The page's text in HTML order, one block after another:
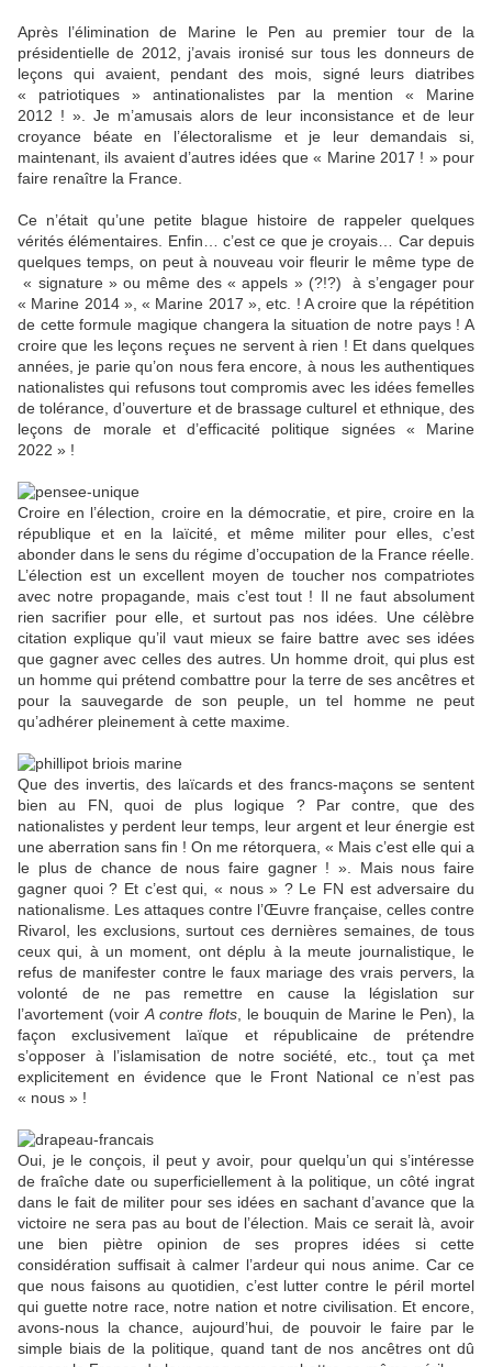
Après l’élimination de Marine le Pen au premier tour de la
présidentielle de 2012, j’avais ironisé sur tous les donneurs de
leçons qui avaient, pendant des mois, signé leurs diatribes
« patriotiques » antinationalistes par la mention « Marine
2012 ! ». Je m’amusais alors de leur inconsistance et de leur
croyance béate en l’électoralisme et je leur demandais si,
maintenant, ils avaient d’autres idées que « Marine 2017 ! » pour
faire renaître la France.
Ce n’était qu’une petite blague histoire de rappeler quelques
vérités élémentaires. Enfin… c’est ce que je croyais… Car depuis
quelques temps, on peut à nouveau voir fleurir le même type de
« signature » ou même des « appels » (?!?) à s’engager pour
« Marine 2014 », « Marine 2017 », etc. ! A croire que la répétition
de cette formule magique changera la situation de notre pays ! A
croire que les leçons reçues ne servent à rien ! Et dans quelques
années, je parie qu’on nous fera encore, à nous les authentiques
nationalistes qui refusons tout compromis avec les idées femelles
de tolérance, d’ouverture et de brassage culturel et ethnique, des
leçons de morale et d’efficacité politique signées « Marine
2022 » !
Croire en l’élection, croire en la démocratie, et pire, croire en la
république et en la laïcité, et même militer pour elles, c’est
abonder dans le sens du régime d’occupation de la France réelle.
L’élection est un excellent moyen de toucher nos compatriotes
avec notre propagande, mais c’est tout ! Il ne faut absolument
rien sacrifier pour elle, et surtout pas nos idées. Une célèbre
citation explique qu’il vaut mieux se faire battre avec ses idées
que gagner avec celles des autres. Un homme droit, qui plus est
un homme qui prétend combattre pour la terre de ses ancêtres et
pour la sauvegarde de son peuple, un tel homme ne peut
qu’adhérer pleinement à cette maxime.
Que des invertis, des laïcards et des francs-maçons se sentent
bien au FN, quoi de plus logique ? Par contre, que des
nationalistes y perdent leur temps, leur argent et leur énergie est
une aberration sans fin ! On me rétorquera, « Mais c’est elle qui a
le plus de chance de nous faire gagner ! ». Mais nous faire
gagner quoi ? Et c’est qui, « nous » ? Le FN est adversaire du
nationalisme. Les attaques contre l’Œuvre française, celles contre
Rivarol, les exclusions, surtout ces dernières semaines, de tous
ceux qui, à un moment, ont déplu à la meute journalistique, le
refus de manifester contre le faux mariage des vrais pervers, la
volonté de ne pas remettre en cause la législation sur
l’avortement (voir A contre flots, le bouquin de Marine le Pen), la
façon exclusivement laïque et républicaine de prétendre
s’opposer à l’islamisation de notre société, etc., tout ça met
explicitement en évidence que le Front National ce n’est pas
« nous » !
Oui, je le conçois, il peut y avoir, pour quelqu’un qui s’intéresse
de fraîche date ou superficiellement à la politique, un côté ingrat
dans le fait de militer pour ses idées en sachant d’avance que la
victoire ne sera pas au bout de l’élection. Mais ce serait là, avoir
une bien piètre opinion de ses propres idées si cette
considération suffisait à calmer l’ardeur qui nous anime. Car ce
que nous faisons au quotidien, c’est lutter contre le péril mortel
qui guette notre race, notre nation et notre civilisation. Et encore,
avons-nous la chance, aujourd’hui, de pouvoir le faire par le
simple biais de la politique, quand tant de nos ancêtres ont dû